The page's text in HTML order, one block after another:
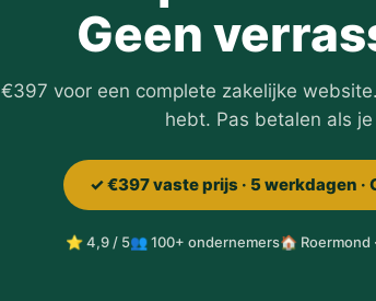
Geen
€397 voor een complete zakelijke
hebt. Pas betalen als
✓ €397 vaste prijs · 5 werkdagen
⭐ 4,9 / 5👥 100+ ondernemers🏠 Roermond